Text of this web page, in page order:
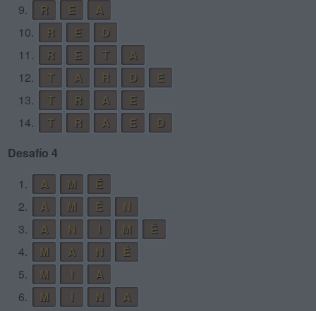
9.
R E
A
10.
R E
D
11.
R E T
A
12.
T A R D
E
13.
T R A
E
14.
T R A E
D
Desafío 4
1.
A M
É
2.
A M É
N
3.
A N M
É
4.
M A N
É
5.
M
A
6.
M N
A